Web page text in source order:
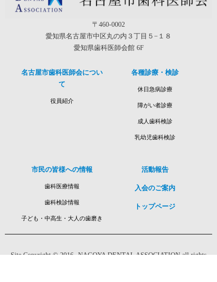
〒460-0002
愛知県名古屋市中区丸の内３丁目５−１８
愛知県歯科医師会館 6F
名古屋市歯科医師会につい
て
役員紹介
各種診療・検診
休日急病診療
障がい者診療
成人歯科検診
乳幼児歯科検診
市民の皆様への情報
歯科医療情報
歯科検診情報
子ども・中高生・大人の歯磨き
活動報告
入会のご案内
トップページ
Site Copyright © 2016- NAGOYA DENTAL ASSOCIATION all rights